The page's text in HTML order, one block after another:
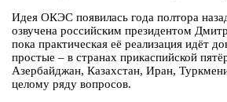
Идея ОКЭС появилась года полтора
озвучена российским президентом
пока практическая её реализация идёт
простые – в странах прикаспийской
Азербайджан, Казахстан, Иран,
целому ряду вопросов.